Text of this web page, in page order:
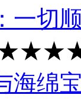
一切
海绵